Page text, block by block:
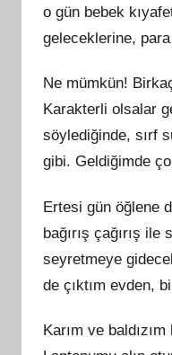
o gün bebek
geleceklerine,
Ne mümkün!
Karakterli olsalar
söylediğinde, sırf
gibi. Geldiğimde
Ertesi gün öğlene
bağırış çağırış
seyretmeye
de çıktım evden,
Karım ve